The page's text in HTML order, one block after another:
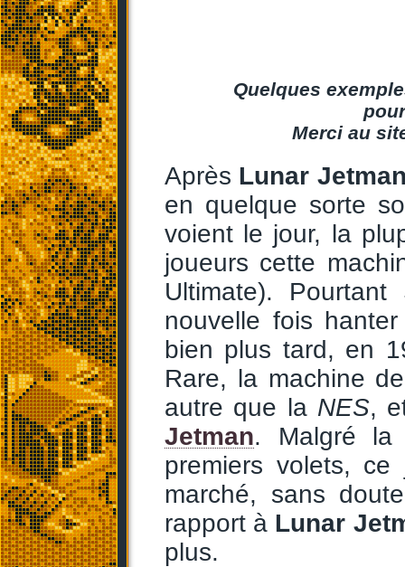
Quelques
Merci au
Après Lunar
en quelque sorte
voient le jour, la
joueurs cette
Ultimate).
nouvelle fois
bien plus tard, en
Rare, la machine
autre que la NES,
Jetman. Malgré la
premiers volets,
marché, sans
rapport à Lunar
plus.